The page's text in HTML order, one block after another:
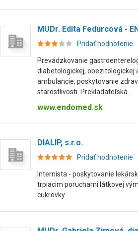
MUDr. Edita Fedurcová -
Pridať hodnotenie
Prevádzkovanie
diabetologickej, obezitologickej
ambulancie, poskytovanie
starostlivosti. Prekladateľská...
www.endomed.sk
DIALIP, s.r.o.
Pridať hodnotenie
Internista - poskytovanie
trpiacim poruchami látkovej
cukrovky.